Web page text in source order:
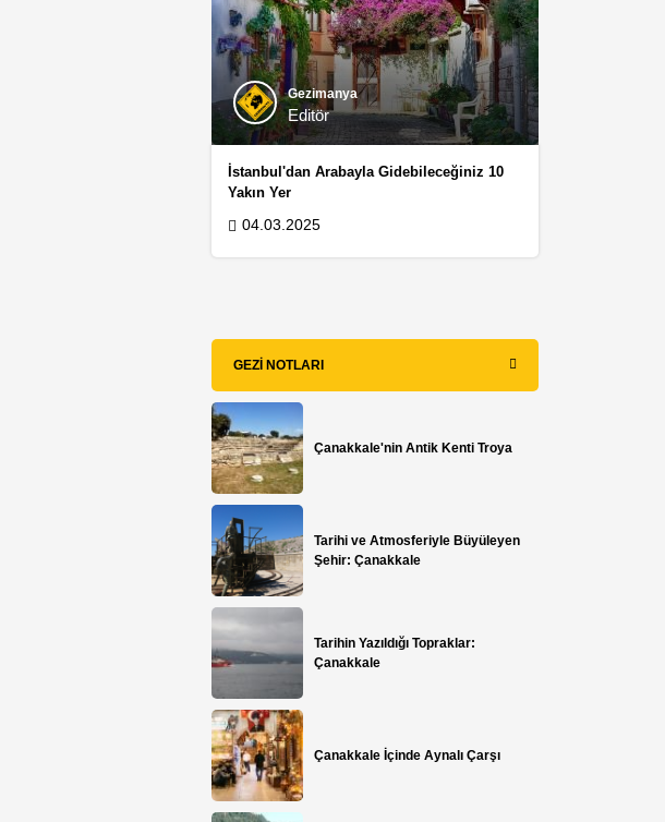
Gezimanya
Editör
İstanbul'dan Arabayla Gidebileceğiniz 10
Yakın Yer
04.03.2025
GEZI NOTLARI
Çanakkale'nin Antik Kenti Troya
Tarihi ve Atmosferiyle Büyüleyen
Şehir: Çanakkale
Tarihin Yazıldığı Topraklar:
Çanakkale
Çanakkale İçinde Aynalı Çarşı